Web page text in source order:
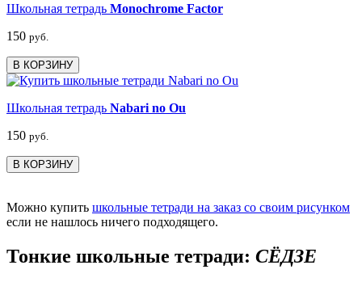
Школьная тетрадь Monochrome Factor
150 руб.
В КОРЗИНУ
Школьная тетрадь Nabari no Ou
150 руб.
В КОРЗИНУ
Можно купить школьные тетради на заказ со своим рисунком
если не нашлось ничего подходящего.
Тонкие школьные тетради: СЁДЗЕ